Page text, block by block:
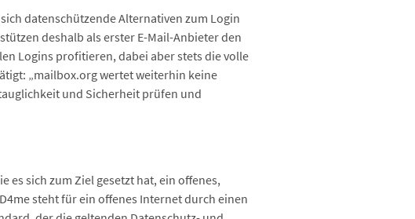
datenschützende Alternativen zum Login
deshalb als erster E-Mail-Anbieter den
Logins profitieren, dabei aber stets die volle
„mailbox.org wertet weiterhin keine
und Sicherheit prüfen und
es sich zum Ziel gesetzt hat, ein offenes,
steht für ein offenes Internet durch einen